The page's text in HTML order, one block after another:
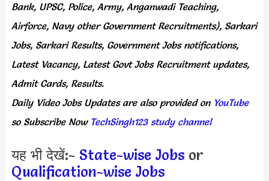
Bank, UPSC, Police, Army, Anganwadi Teaching,
Airforce, Navy other Government Recruitments), Sarkari
Jobs, Sarkari Results, Government Jobs notifications,
Latest Vacancy, Latest Govt Jobs Recruitment updates,
Admit Cards, Results.
Daily Video Jobs Updates are also provided onYouTube
so Subscribe Now TechSingh123 study channel
यह भी देखें:- State-wise Jobs or
Qualification-wise Jobs